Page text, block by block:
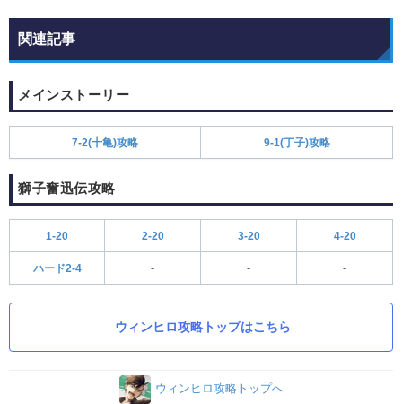
関連記事
メインストーリー
7-2(十亀)攻略 9-1(丁子)攻略
獅子奮迅伝攻略
1-20 2-20 3-20 4-20
ハード2-4 - - -
ウィンヒロ攻略トップはこちら
ウィンヒロ攻略トップへ